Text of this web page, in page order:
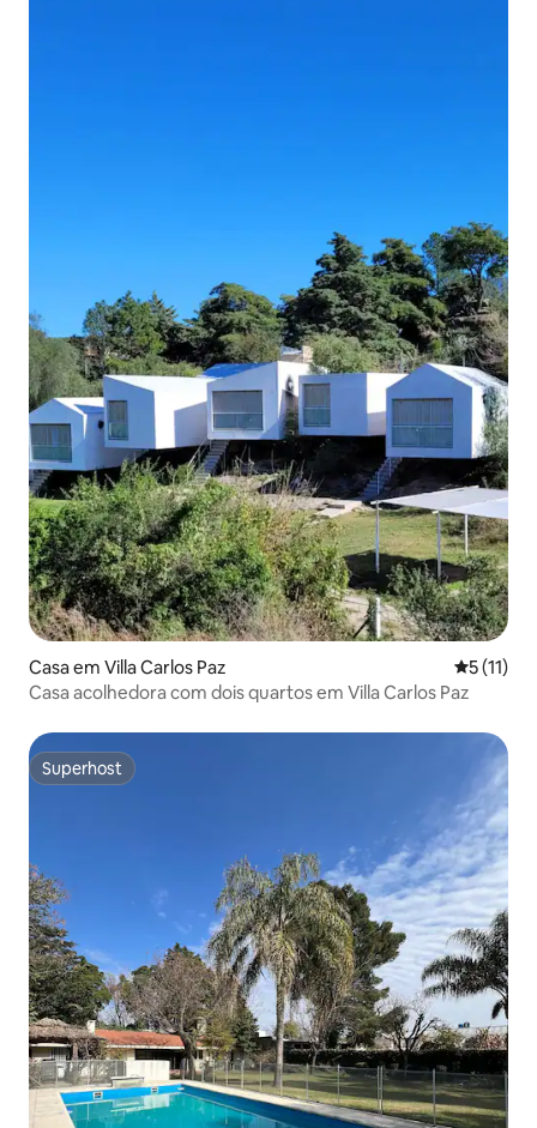
Casa em Villa Carlos Paz
5 (11)
Casa acolhedora com dois quartos em Villa Carlos Paz
Superhost
Superhost